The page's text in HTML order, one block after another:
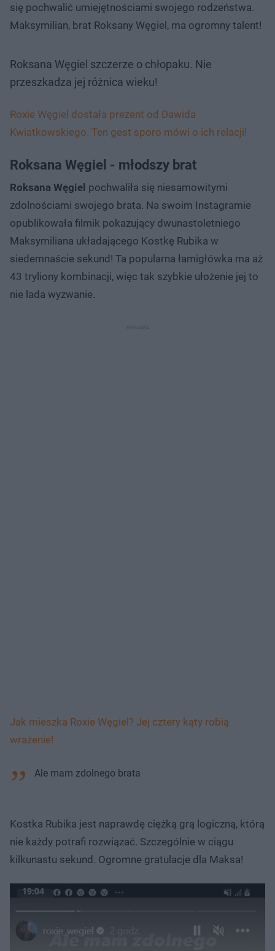
się pochwalić umiejętnościami swojego rodzeństwa.
Maksymilian, brat Roksany Węgiel, ma ogromny talent!
Roksana Węgiel szczerze o chłopaku. Nie
przeszkadza jej różnica wieku!
Roxie Węgiel dostała prezent od Dawida
Kwiatkowskiego. Ten gest sporo mówi o ich relacji!
Roksana Węgiel - młodszy brat
Roksana Węgiel pochwaliła się niesamowitymi
zdolnościami swojego brata. Na swoim Instagramie
opublikowała filmik pokazujący dwunastoletniego
Maksymiliana układającego Kostkę Rubika w
siedemnaście sekund! Ta popularna łamigłówka ma aż
43 tryliony kombinacji, więc tak szybkie ułożenie jej to
nie lada wyzwanie.
Jak mieszka Roxie Węgiel? Jej cztery kąty robią
wrażenie!
Ale mam zdolnego brata
Kostka Rubika jest naprawdę ciężką grą logiczną, którą
nie każdy potrafi rozwiązać. Szczególnie w ciągu
kilkunastu sekund. Ogromne gratulacje dla Maksa!